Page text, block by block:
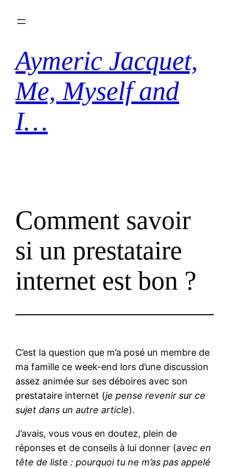
Aymeric Jacquet,
Me, Myself and
I…
Comment savoir
si un prestataire
internet est bon ?
C’est la question que m’a posé un membre de
ma famille ce week-end lors d’une discussion
assez animée sur ses déboires avec son
prestataire internet (je pense revenir sur ce
sujet dans un autre article).
J’avais, vous vous en doutez, plein de
réponses et de conseils à lui donner (avec en
tête de liste : pourquoi tu ne m’as pas appelé